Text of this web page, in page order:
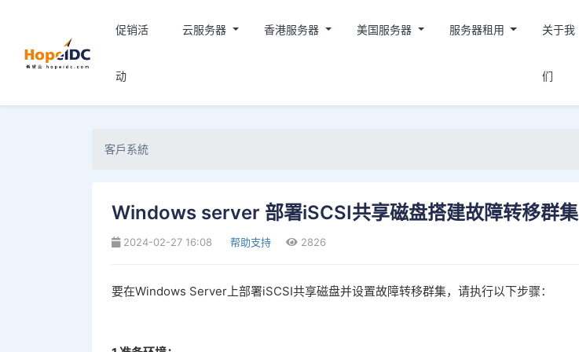
促销活
动
云服务器 香港服务器 美国服务器 服务器租用 关于我
们
客戶系統
Windows server 部署iSCSI共享磁盘搭建故障转移群集
2024-02-27 16:08 帮助支持 2826
要在Windows Server上部署iSCSI共享磁盘并设置故障转移群集，请执行以下步骤：